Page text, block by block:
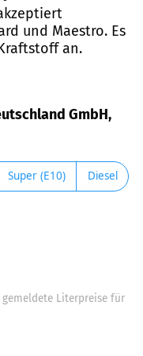
und Maestro. Es
an.
GmbH,
Super (E10) Diesel
gemeldete Literpreise für